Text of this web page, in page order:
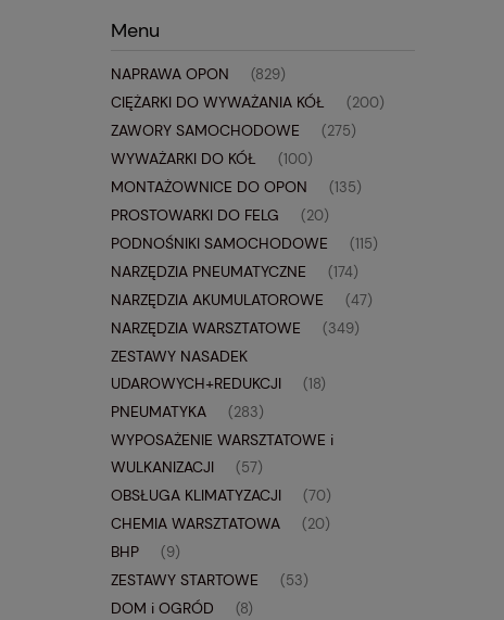
Menu
NAPRAWA OPON (829)
CIĘŻARKI DO WYWAŻANIA KÓŁ (200)
ZAWORY SAMOCHODOWE (275)
WYWAŻARKI DO KÓŁ (100)
MONTAŻOWNICE DO OPON (135)
PROSTOWARKI DO FELG (20)
PODNOŚNIKI SAMOCHODOWE (115)
NARZĘDZIA PNEUMATYCZNE (174)
NARZĘDZIA AKUMULATOROWE (47)
NARZĘDZIA WARSZTATOWE (349)
ZESTAWY NASADEK
UDAROWYCH+REDUKCJI
(18)
PNEUMATYKA (283)
WYPOSAŻENIE WARSZTATOWE i
WULKANIZACJI
(57)
OBSŁUGA KLIMATYZACJI (70)
CHEMIA WARSZTATOWA (20)
BHP (9)
ZESTAWY STARTOWE (53)
DOM i OGRÓD (8)